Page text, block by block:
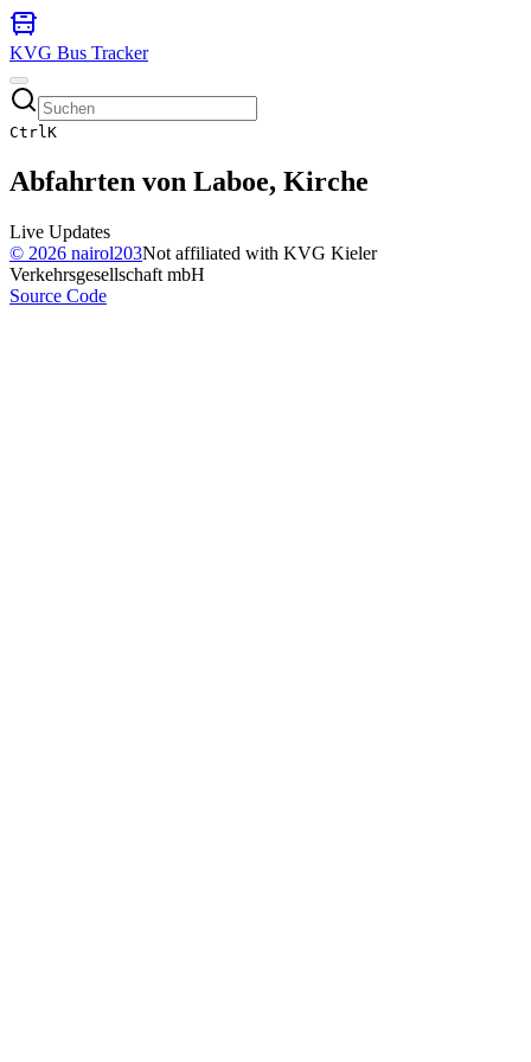
KVG Bus Tracker
CtrlK
Abfahrten von Laboe, Kirche
Live Updates
© 2026 nairol203Not affiliated with KVG Kieler
Verkehrsgesellschaft mbH
Source Code